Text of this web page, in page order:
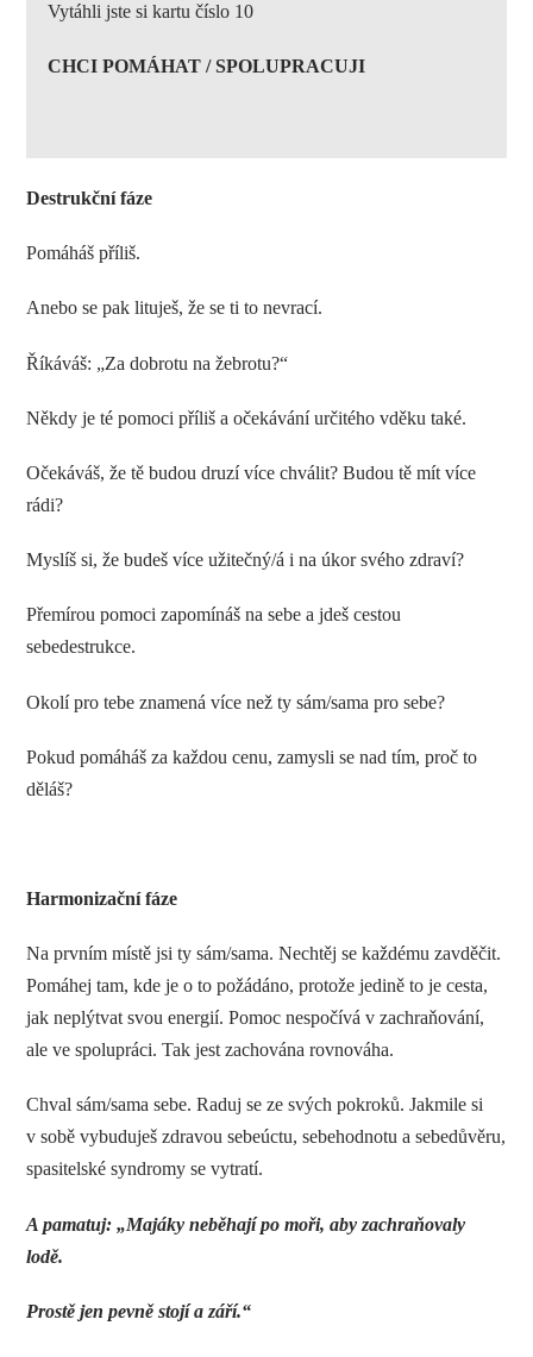
Vytáhli jste si kartu číslo 10
CHCI POMÁHAT / SPOLUPRACUJI
Destrukční fáze
Pomáháš příliš.
Anebo se pak lituješ, že se ti to nevrací.
Říkáváš: „Za dobrotu na žebrotu?“
Někdy je té pomoci příliš a očekávání určitého vděku také.
Očekáváš, že tě budou druzí více chválit? Budou tě mít více
rádi?
Myslíš si, že budeš více užitečný/á i na úkor svého zdraví?
Přemírou pomoci zapomínáš na sebe a jdeš cestou
sebedestrukce.
Okolí pro tebe znamená více než ty sám/sama pro sebe?
Pokud pomáháš za každou cenu, zamysli se nad tím, proč to
děláš?
Harmonizační fáze
Na prvním místě jsi ty sám/sama. Nechtěj se každému zavděčit.
Pomáhej tam, kde je o to požádáno, protože jedině to je cesta,
jak neplýtvat svou energií. Pomoc nespočívá v zachraňování,
ale ve spolupráci. Tak jest zachována rovnováha.
Chval sám/sama sebe. Raduj se ze svých pokroků. Jakmile si
v sobě vybuduješ zdravou sebeúctu, sebehodnotu a sebedůvěru,
spasitelské syndromy se vytratí.
A pamatuj: „Majáky neběhají po moři, aby zachraňovaly
lodě.
Prostě jen pevně stojí a září.“